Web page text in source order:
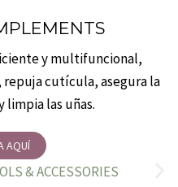
y multifuncional,
repuja cutícula, asegura la
limpia las uñas.
AQUÍ